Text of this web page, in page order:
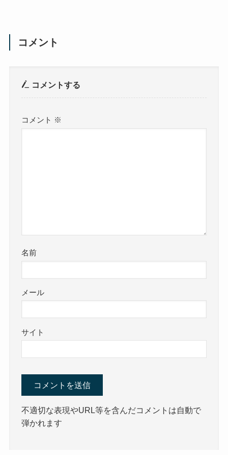
コメント
コメントする
コメント ※
名前
メール
サイト
不適切な表現やURL等を含んだコメントは自動で
弾かれます